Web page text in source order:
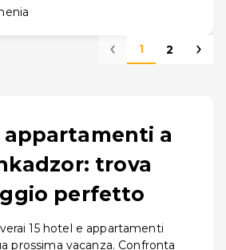
1 2
appartamenti a
trova
perfetto
15 hotel e appartamenti
prossima vacanza. Confronta